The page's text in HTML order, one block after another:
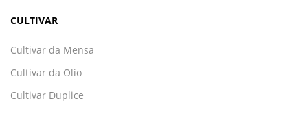
CULTIVAR
Cultivar da Mensa
Cultivar da Olio
Cultivar Duplice